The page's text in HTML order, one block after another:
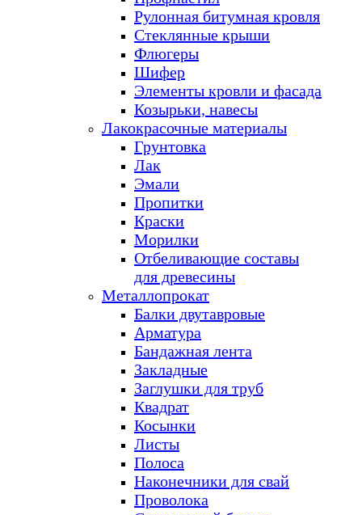
Рулонная битумная кровля
Стеклянные крыши
Флюгеры
Шифер
Элементы кровли и фасада
Козырьки, навесы
Лакокрасочные материалы
Грунтовка
Лак
Эмали
Пропитки
Краски
Морилки
Отбеливающие составы
для древесины
Металлопрокат
Балки двутавровые
Арматура
Бандажная лента
Закладные
Заглушки для труб
Квадрат
Косынки
Листы
Полоса
Наконечники для свай
Проволока